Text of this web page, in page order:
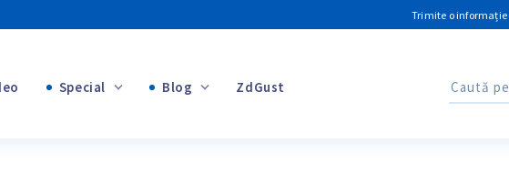
Trimite o informație
Special Blog ZdGust